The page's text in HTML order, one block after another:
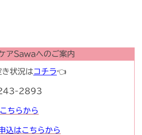
アSawaへのご案内
き状況はコチラ👈
2893
ちらから
込はこちらから